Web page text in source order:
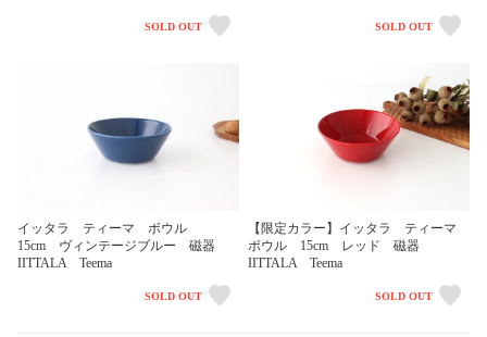
SOLD OUT SOLD OUT
イッタラ ティーマ ボウル
15cm ヴィンテージブルー 磁器
IITTALA Teema
SOLD OUT
【限定カラー】イッタラ ティーマ
ボウル 15cm レッド 磁器
IITTALA Teema
SOLD OUT